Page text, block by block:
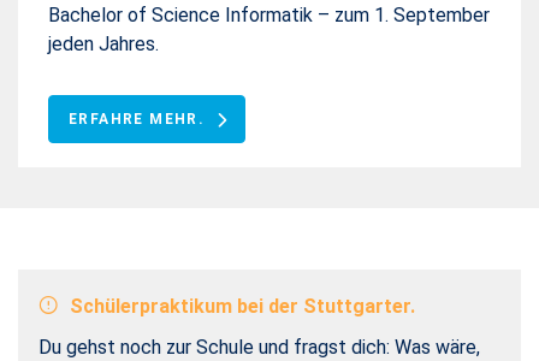
Bachelor of Science Informatik – zum 1. September
jeden Jahres.
ERFAHRE MEHR.
Schülerpraktikum bei der Stuttgarter.
Du gehst noch zur Schule und fragst dich: Was wäre,